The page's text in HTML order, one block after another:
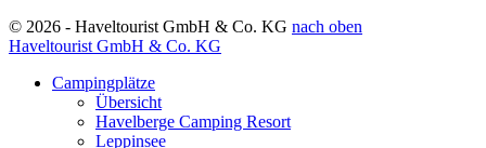
© 2026 - Haveltourist GmbH & Co. KG nach oben
Haveltourist GmbH & Co. KG
Campingplätze
Übersicht
Havelberge Camping Resort
Leppinsee